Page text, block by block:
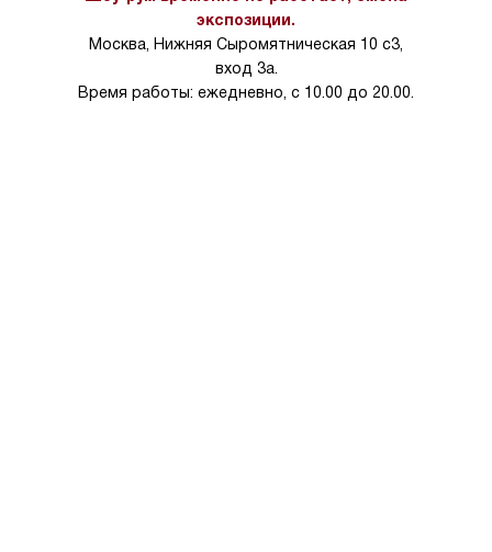
экспозиции.
Москва, Нижняя Сыромятническая 10 с3,
вход 3а.
Время работы: ежедневно, с 10.00 до 20.00.